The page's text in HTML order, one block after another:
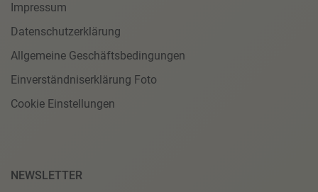
Impressum
Datenschutzerklärung
Allgemeine Geschäftsbedingungen
Einverständniserklärung Foto
Cookie Einstellungen
NEWSLETTER